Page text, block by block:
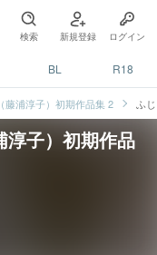
検索 新規登録 ログイン
BL R18
藤浦淳子）初期作品集 2 ふ
淳子）初期作品